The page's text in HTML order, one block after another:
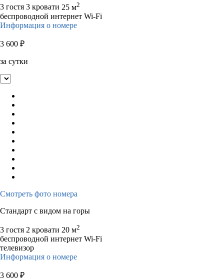
3 гостя 3 кровати 25 м2
беспроводной интернет Wi-Fi
Информация о номере
3 600 ₽
за сутки
Смотреть фото номера
Стандарт с видом на горы
3 гостя 2 кровати 20 м2
беспроводной интернет Wi-Fi
телевизор
Информация о номере
3 600 ₽